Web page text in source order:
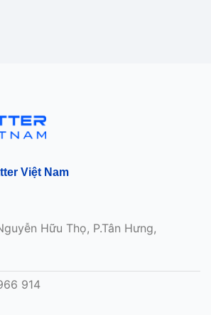
Việt Nam
Hữu Thọ, P.Tân Hưng,
914